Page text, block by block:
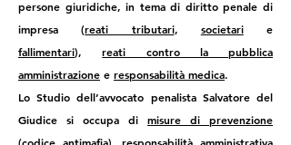
persone giuridiche, in tema di diritto penale di
impresa (reati tributari, societarie
fallimentari),reati contro la pubblica
amministrazione e responsabilità medica.
Lo Studio dell’avvocato penalista Salvatore del
Giudice si occupa di misure di prevenzione